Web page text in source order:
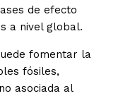
de efecto
a nivel global.
fomentar la
fósiles,
asociada al